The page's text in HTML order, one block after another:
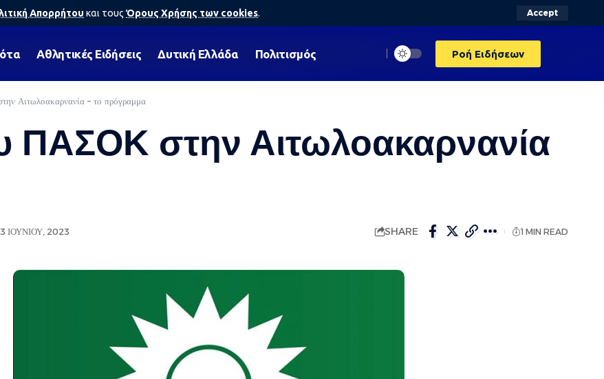
Απορρήτου και τους Όρους Χρήσης των cookies. Accept
Αθλητικές Ειδήσεις Δυτική Ελλάδα Πολιτισμός Ροή Ειδήσεων
Αιτωλοακαρνανία – το πρόγραμμα
ΠΑΣΟΚ στην Αιτωλοακαρνανία
ΙΟΥΝΊΟΥ, 2023 SHARE 1 MIN READ